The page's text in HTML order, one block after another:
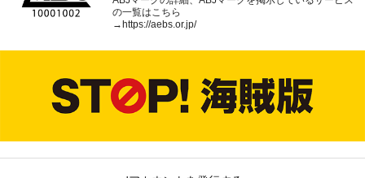
の一覧はこちら
→ https://aebs.or.jp/